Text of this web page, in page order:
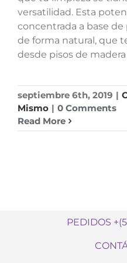
versatilidad. Esta
concentrada a base
de forma natural, que
desde pisos de madera
septiembre 6th, 2019 |
Mismo | 0 Comments
Read More
PEDIDOS